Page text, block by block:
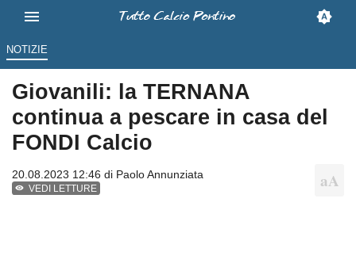
NOTIZIE
Giovanili: la TERNANA
continua a pescare in casa del
FONDI Calcio
20.08.2023 12:46 di Paolo Annunziata
VEDI LETTURE